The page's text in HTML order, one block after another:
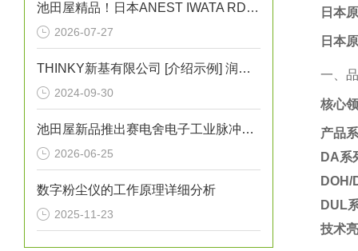
池田屋精品！日本ANEST IWATA RDG-220C高温冷冻式空气干燥机
2026-07-27
THINKY新基有限公司 [介绍示例] 润滑剂的均匀涂抹等问题
2024-09-30
池田屋新品推出赛电舍电子工业脉冲焊机 TPH500 参数介绍
2026-06-25
数字粉尘仪的工作原理详细分析
2025-11-23
日本
日本
一、
核心
产品
DA系
DOH/
DUL
技术